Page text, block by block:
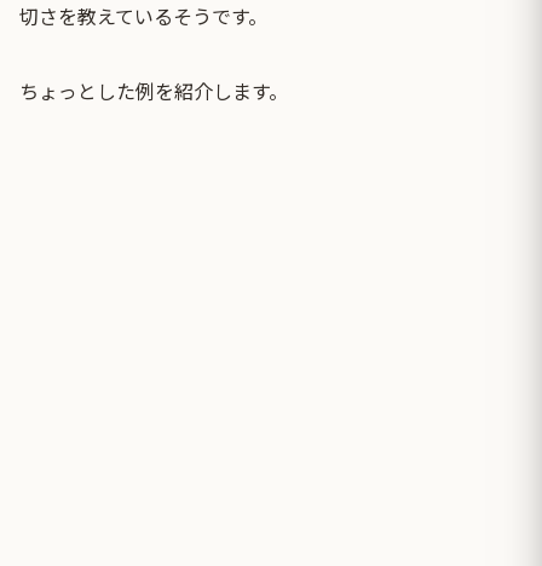
切さを教えているそうです。
ちょっとした例を紹介します。